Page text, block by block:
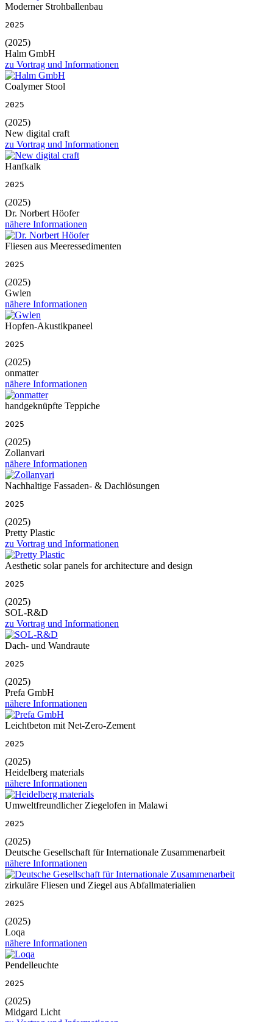
Moderner Strohballenbau
2025
(2025)
Halm GmbH
zu Vortrag und Informationen
Coalymer Stool
2025
(2025)
New digital craft
zu Vortrag und Informationen
Hanfkalk
2025
(2025)
Dr. Norbert Höofer
nähere Informationen
Fliesen aus Meeressedimenten
2025
(2025)
Gwlen
nähere Informationen
Hopfen-Akustikpaneel
2025
(2025)
onmatter
nähere Informationen
handgeknüpfte Teppiche
2025
(2025)
Zollanvari
nähere Informationen
Nachhaltige Fassaden- & Dachlösungen
2025
(2025)
Pretty Plastic
zu Vortrag und Informationen
Aesthetic solar panels for architecture and design
2025
(2025)
SOL-R&D
zu Vortrag und Informationen
Dach- und Wandraute
2025
(2025)
Prefa GmbH
nähere Informationen
Leichtbeton mit Net-Zero-Zement
2025
(2025)
Heidelberg materials
nähere Informationen
Umweltfreundlicher Ziegelofen in Malawi
2025
(2025)
Deutsche Gesellschaft für Internationale Zusammenarbeit
nähere Informationen
zirkuläre Fliesen und Ziegel aus Abfallmaterialien
2025
(2025)
Loqa
nähere Informationen
Pendelleuchte
2025
(2025)
Midgard Licht